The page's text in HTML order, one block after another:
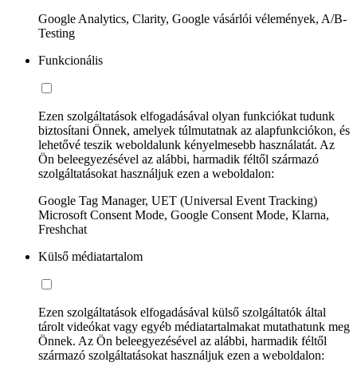
Google Analytics, Clarity, Google vásárlói vélemények, A/B-
Testing
Funkcionális
Ezen szolgáltatások elfogadásával olyan funkciókat tudunk
biztosítani Önnek, amelyek túlmutatnak az alapfunkciókon, és
lehetővé teszik weboldalunk kényelmesebb használatát. Az
Ön beleegyezésével az alábbi, harmadik féltől származó
szolgáltatásokat használjuk ezen a weboldalon:
Google Tag Manager, UET (Universal Event Tracking)
Microsoft Consent Mode, Google Consent Mode, Klarna,
Freshchat
Külső médiatartalom
Ezen szolgáltatások elfogadásával külső szolgáltatók által
tárolt videókat vagy egyéb médiatartalmakat mutathatunk meg
Önnek. Az Ön beleegyezésével az alábbi, harmadik féltől
származó szolgáltatásokat használjuk ezen a weboldalon: